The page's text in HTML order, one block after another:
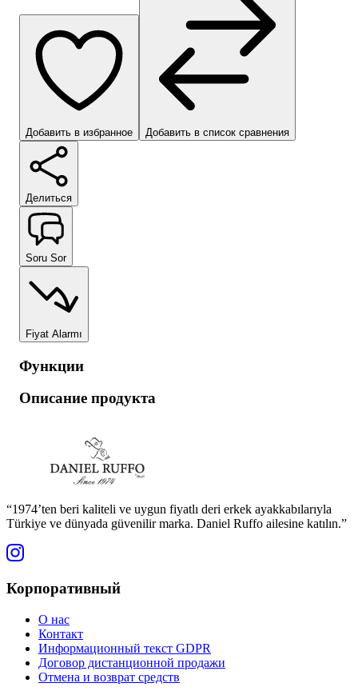
Добавить в избранное Добавить в список сравнения
Делиться
Soru Sor
Fiyat Alarmı
Функции
Описание продукта
“1974’ten beri kaliteli ve uygun fiyatlı deri erkek ayakkabılarıyla
Türkiye ve dünyada güvenilir marka. Daniel Ruffo ailesine katılın.”
Корпоративный
О нас
Контакт
Информационный текст GDPR
Договор дистанционной продажи
Отмена и возврат средств